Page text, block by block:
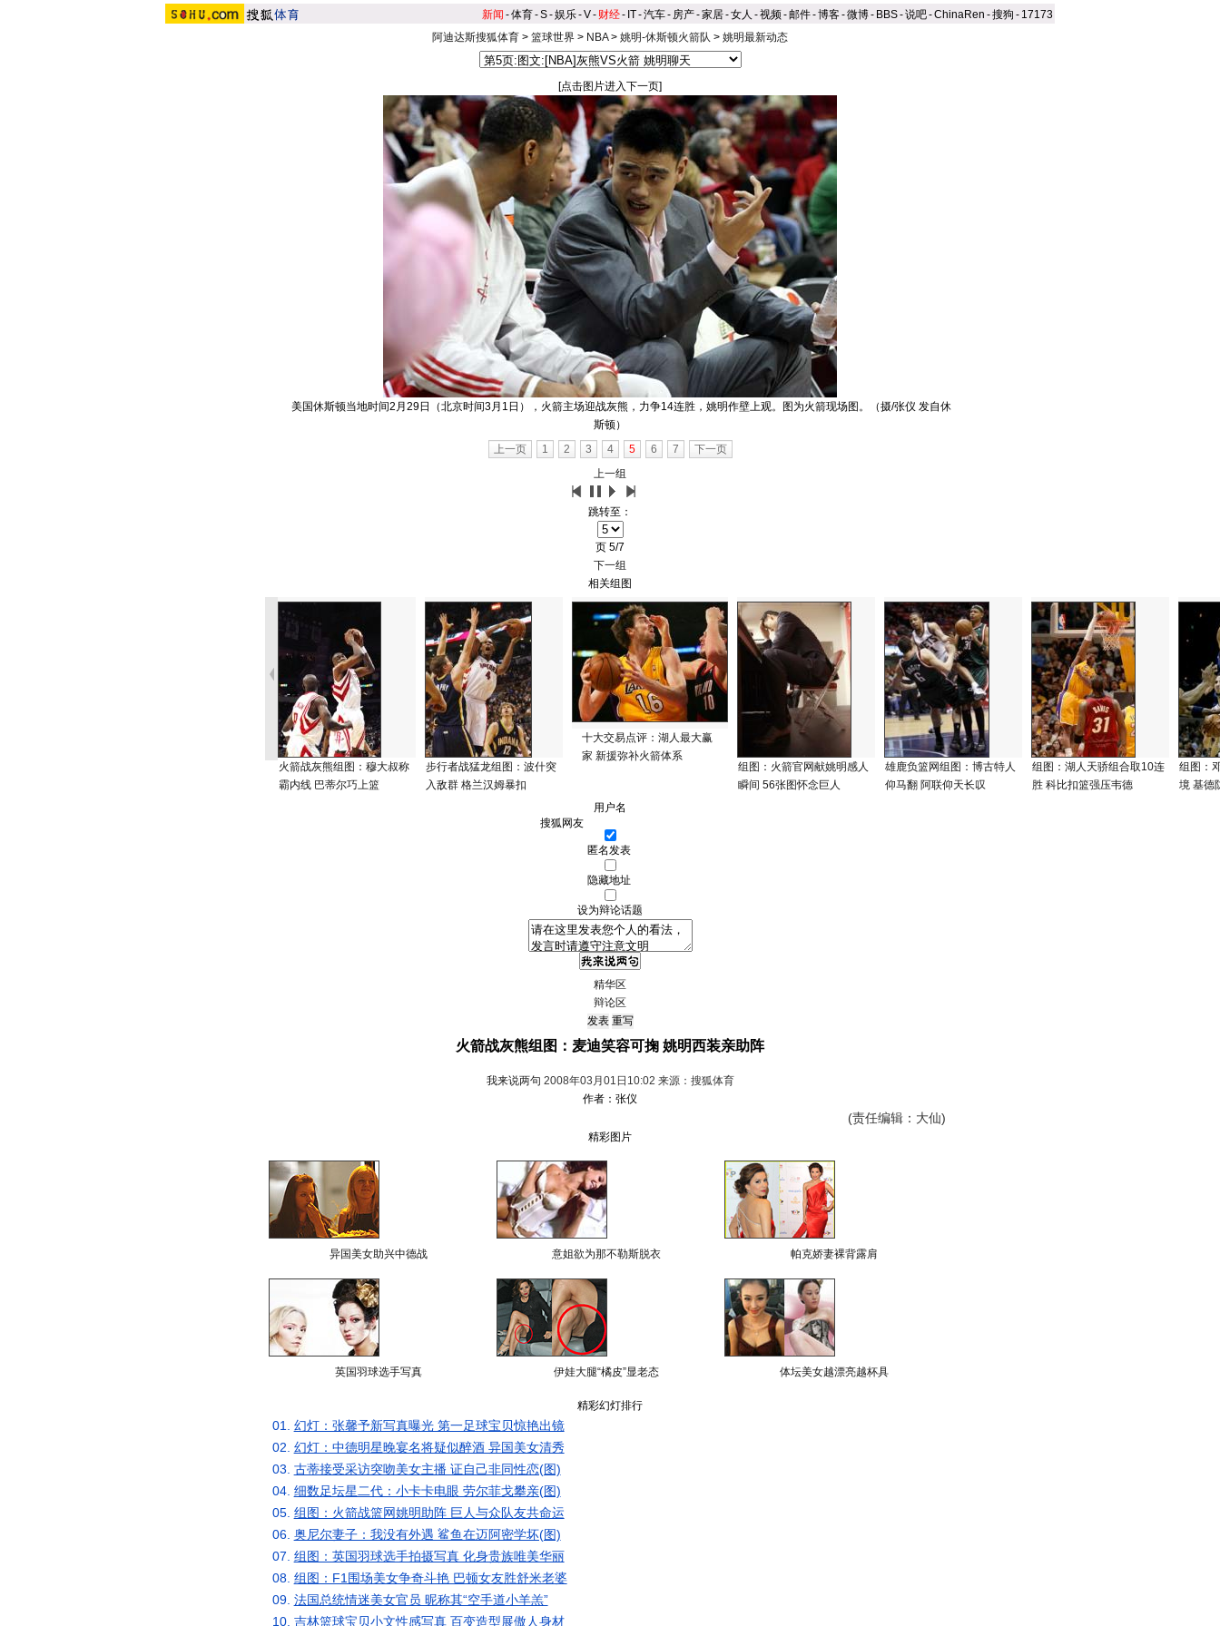
新闻 -体育-S-娱乐-V- 财经- IT-汽车- 房产-家居-女人 -视频-邮件-博客-微博- BBS-说吧-ChinaRen -搜狗 - 17173
阿迪达斯搜狐体育 > 篮球世界 > NBA> 姚明-休斯顿火箭队 > 姚明最新动态
[点击图片进入下一页]
美国休斯顿当地时间2月29日（北京时间3月1日），火箭主场迎战灰熊，力争14连胜，姚明作壁上观。图为火箭现场图。（摄/张仪 发自休
斯顿）
上一页
1 2 3 4 5 6 7
下一页
上一组
跳转至：
页 5/7
下一组
相关组图
火箭战灰熊组图：穆大叔称
霸内线 巴蒂尔巧上篮
步行者战猛龙组图：波什突
入敌群 格兰汉姆暴扣
十大交易点评：湖人最大赢
家 新援弥补火箭体系
组图：火箭官网献姚明感人
瞬间 56张图怀念巨人
雄鹿负篮网组图：博古特人
仰马翻 阿联仰天长叹
组图：湖人天骄组合取10连
胜 科比扣篮强压韦德
组图：
境 基德
用户名
匿名发表
隐藏地址
设为辩论话题
精华区
辩论区
火箭战灰熊组图：麦迪笑容可掬 姚明西装亲助阵
我来说两句 2008年03月01日10:02 来源：搜狐体育
作者：张仪
(责任编辑：大仙)
精彩图片
异国美女助兴中德战 意姐欲为那不勒斯脱衣 帕克娇妻裸背露肩
英国羽球选手写真 伊娃大腿“橘皮”显老态 体坛美女越漂亮越杯具
精彩幻灯排行
01. 幻灯：张馨予新写真曝光 第一足球宝贝惊艳出镜
02. 幻灯：中德明星晚宴名将疑似醉酒 异国美女清秀
03. 古蒂接受采访突吻美女主播 证自己非同性恋(图)
04. 细数足坛星二代：小卡卡电眼 劳尔菲戈攀亲(图)
05. 组图：火箭战篮网姚明助阵 巨人与众队友共命运
06. 奥尼尔妻子：我没有外遇 鲨鱼在迈阿密学坏(图)
07. 组图：英国羽球选手拍摄写真 化身贵族唯美华丽
08. 组图：F1围场美女争奇斗艳 巴顿女友胜舒米老婆
09. 法国总统情迷美女官员 昵称其“空手道小羊羔”
10. 吉林篮球宝贝小文性感写真 百变造型展傲人身材